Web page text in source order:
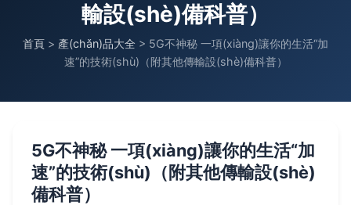
輸設(shè)備科普）
首頁 > 產(chǎn)品大全 > 5G不神秘 一項(xiàng)讓你的生活“加
速”的技術(shù)（附其他傳輸設(shè)備科普）
5G不神秘 一項(xiàng)讓你的生活“加
速”的技術(shù)（附其他傳輸設(shè)
備科普）